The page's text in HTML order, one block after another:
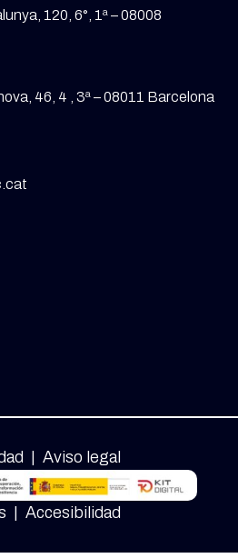
120, 6°, 1ª – 08008
46, 4 , 3ª – 08011 Barcelona
| Aviso legal
Accesibilidad